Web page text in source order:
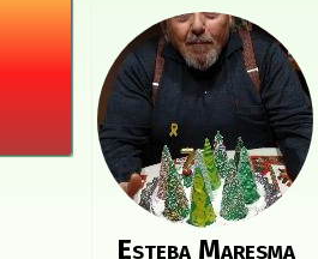
Esteba Maresma